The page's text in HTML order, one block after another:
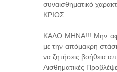
συναισθηματικό
ΚΡΙΟΣ
ΚΑΛΟ ΜΗΝΑ!!! Μην
με την απόμακρη
να ζητήσεις βοήθεια
Αισθηματικές